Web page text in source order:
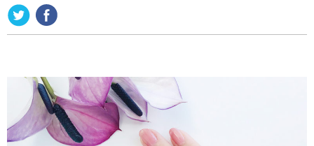
ショップ
AFFLUXについて
ゆびわ言葉®
クオリティ
AFFLUXダイヤモンド
サービス